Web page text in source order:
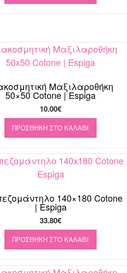
Μαξιλαροθήκη
50×50 Cotone | Espiga
10.00€
ΠΡΟΣΘΉΚΗ ΣΤΟ ΚΑΛΆΘΙ
140×180 Cotone
| Espiga
33.80€
ΠΡΟΣΘΉΚΗ ΣΤΟ ΚΑΛΆΘΙ